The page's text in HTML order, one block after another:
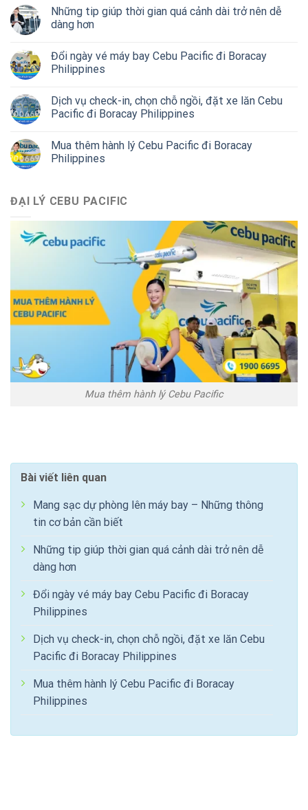
Những tip giúp thời gian quá cảnh dài trở nên dễ
dàng hơn
Đổi ngày vé máy bay Cebu Pacific đi Boracay
Philippines
Dịch vụ check-in, chọn chỗ ngồi, đặt xe lăn Cebu
Pacific đi Boracay Philippines
Mua thêm hành lý Cebu Pacific đi Boracay
Philippines
ĐẠI LÝ CEBU PACIFIC
Mua thêm hành lý Cebu Pacific
Bài viết liên quan
Mang sạc dự phòng lên máy bay – Những thông
tin cơ bản cần biết
Những tip giúp thời gian quá cảnh dài trở nên dễ
dàng hơn
Đổi ngày vé máy bay Cebu Pacific đi Boracay
Philippines
Dịch vụ check-in, chọn chỗ ngồi, đặt xe lăn Cebu
Pacific đi Boracay Philippines
Mua thêm hành lý Cebu Pacific đi Boracay
Philippines